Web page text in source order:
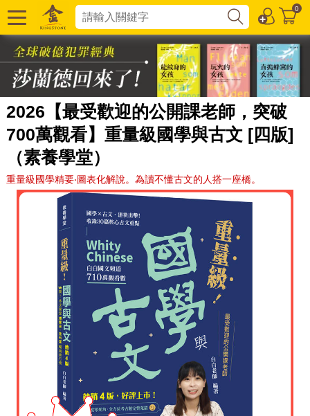
0
2026【最受歡迎的公開課老師，突破
700萬觀看】重量級國學與古文 [四版]
（素養學堂）
重量級國學精要‧圖表化解說。為讀不懂古文的人搭一座橋。